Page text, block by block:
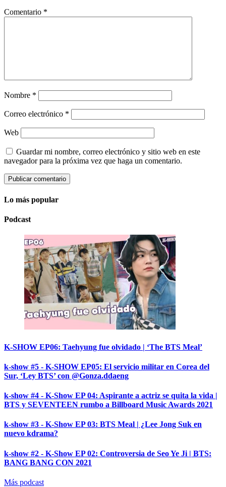
Comentario *
Nombre *
Correo electrónico *
Web
Guardar mi nombre, correo electrónico y sitio web en este
navegador para la próxima vez que haga un comentario.
Lo más popular
Podcast
K-SHOW EP06: Taehyung fue olvidado | ‘The BTS Meal’
k-show #5 - K-SHOW EP05: El servicio militar en Corea del
Sur, ‘Ley BTS’ con @Gonza.ddaeng
k-show #4 - K-Show EP 04: Aspirante a actriz se quita la vida |
BTS y SEVENTEEN rumbo a Billboard Music Awards 2021
k-show #3 - K-Show EP 03: BTS Meal | ¿Lee Jong Suk en
nuevo kdrama?
k-show #2 - K-Show EP 02: Controversia de Seo Ye Ji | BTS:
BANG BANG CON 2021
Más podcast